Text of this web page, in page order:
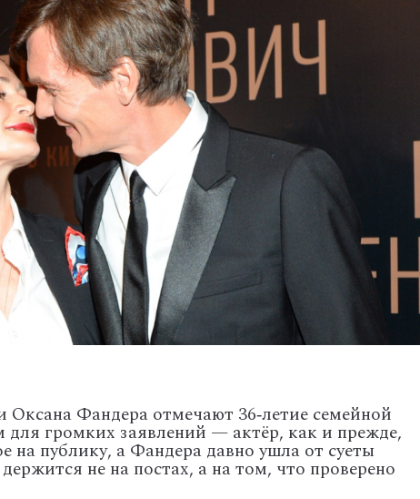
Оксана Фандера отмечают 36‑летие семейной
для громких заявлений — актёр, как и прежде,
на публику, а Фандера давноушла от суеты
держится не на постах, а натом, что проверено